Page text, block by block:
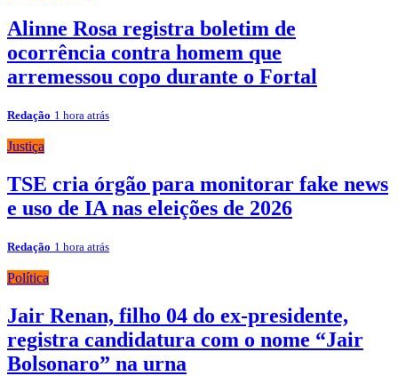
Alinne Rosa registra boletim de
ocorrência contra homem que
arremessou copo durante o Fortal
Redação 1 hora atrás
Justiça
TSE cria órgão para monitorar fake news
e uso de IA nas eleições de 2026
Redação 1 hora atrás
Política
Jair Renan, filho 04 do ex-presidente,
registra candidatura com o nome “Jair
Bolsonaro” na urna